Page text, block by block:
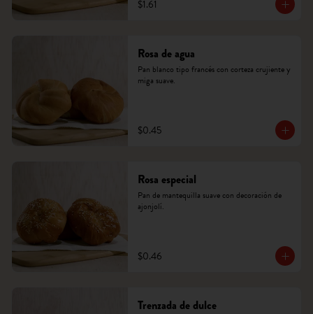
$1.61
Rosa de agua
Pan blanco tipo francés con corteza crujiente y
miga suave.
$0.45
Rosa especial
Pan de mantequilla suave con decoración de
ajonjolí.
$0.46
Trenzada de dulce